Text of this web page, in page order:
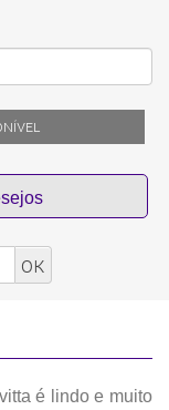
é lindo e muito